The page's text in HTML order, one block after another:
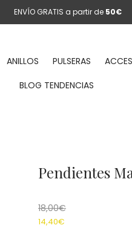
ENVÍO GRATIS a partir de 50€
ANILLOS PULSERAS
BLOG TENDENCIAS
Pendientes
18,00€
14,40€